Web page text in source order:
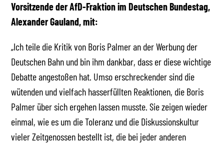
Vorsitzende der AfD-Fraktion im Deutschen Bundestag,
Alexander Gauland, mit:
„Ich teile die Kritik von Boris Palmer an der Werbung der
Deutschen Bahn und bin ihm dankbar, dass er diese wichtige
Debatte angestoßen hat. Umso erschreckender sind die
wütenden und vielfach hasserfüllten Reaktionen, die Boris
Palmer über sich ergehen lassen musste. Sie zeigen wieder
einmal, wie es um die Toleranz und die Diskussionskultur
vieler Zeitgenossen bestellt ist, die bei jeder anderen